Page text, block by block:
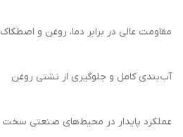
مقاومت عالی در برابر دما، روغن و اصطکاک
آب‌بندی کامل و جلوگیری از نشتی روغن
عملکرد پایدار در محیط‌های صنعتی سخت